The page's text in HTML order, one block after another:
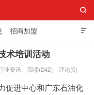

招商加盟

术培训活动
业资讯 阅读(242) 评论(0)
促进中心和广东石油化